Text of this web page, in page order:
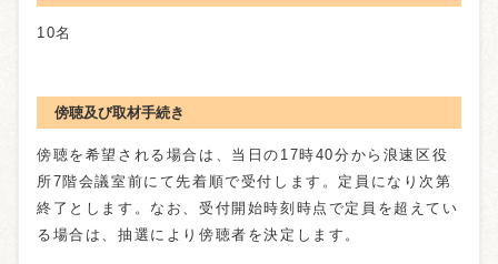
10名
傍聴及び取材手続き
傍聴を希望される場合は、当日の17時40分から浪速区役
所7階会議室前にて先着順で受付します。定員になり次第
終了とします。なお、受付開始時刻時点で定員を超えてい
る場合は、抽選により傍聴者を決定します。